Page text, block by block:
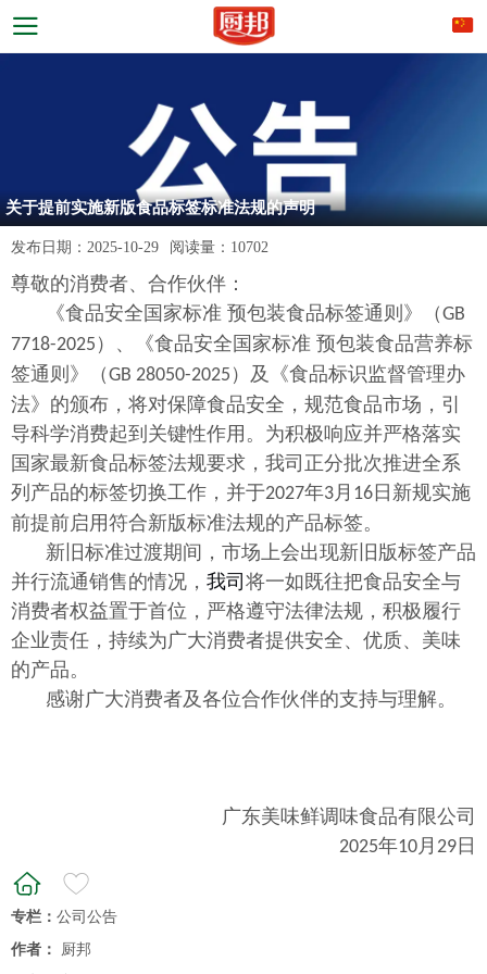
关于提前实施新版食品标签标准法规的声明
发布日期： 2025-10-29 阅读量： 10702
尊敬的消费者、合作伙伴：
《食品安全国家标准 预包装食品标签通则》（GB
7718-2025 ）、《食品安全国家标准 预包装食品营养标
签通则》（GB 28050-2025 ）及《食品标识监督管理办
法》 的颁布，将对保障食品安全，规范食品市场，引
导科学消费起到关键性作用。为积极响应并严格落实
国家最新食品标签法规要求，我司正分批次推进全系
列产品的标签切换工作，并于2027年3月 16 日新规实施
前提前启用符合新版标准法规的产品标签。
新旧标准过渡期间，市场上会出现新旧版标签产品
并行流通销售的情况， 我司 将一如既往把食品安全与
消费者权益置于首位，严格遵守法律法规，积极履行
企业责任，持续为广大消费者提供安全、优质、美味
的产品。
感谢广大消费者及各位合作伙伴的支持与理解。
广东美味鲜调味食品有限公司
2025年10月 29 日
专栏： 公司公告
作者：
厨邦